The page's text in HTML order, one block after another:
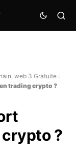
web 3 Gratuite :
trading crypto ?
?